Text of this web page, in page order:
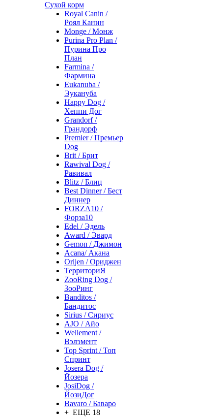
Сухой корм
Royal Canin /
Роял Канин
Monge / Монж
Purina Pro Plan /
Пурина Про
План
Farmina /
Фармина
Eukanuba /
Эукануба
Happy Dog /
Хеппи Дог
Grandorf /
Грандорф
Premier / Премьер
Dog
Brit / Брит
Rawival Dog /
Равивал
Blitz / Блиц
Best Dinner / Бест
Диннер
FORZA10 /
Форза10
Edel / Эдель
Award / Эвард
Gemon / Джимон
Acana/ Акана
Orijen / Ориджен
ТерриториЯ
ZooRing Dog /
ЗооРинг
Banditos /
Бандитос
Sirius / Сириус
AJO / Айо
Wellement /
Вэлэмент
Top Sprint / Топ
Спринт
Josera Dog /
Йозера
JosiDog /
ЙозиДог
Bavaro / Баваро
+ ЕЩЕ 18